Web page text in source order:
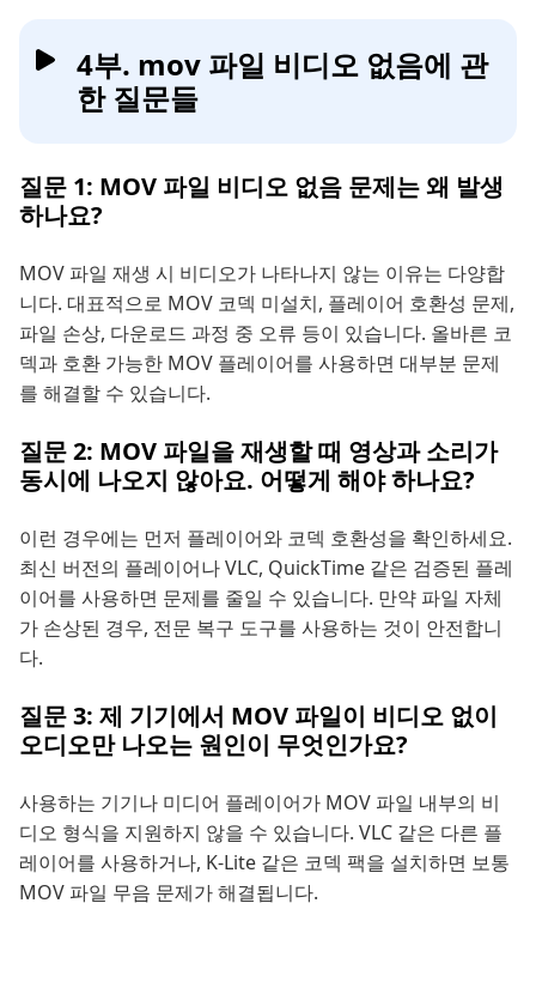
4부. mov 파일 비디오 없음에 관
한 질문들
질문 1: MOV 파일 비디오 없음 문제는 왜 발생
하나요?
MOV 파일 재생 시 비디오가 나타나지 않는 이유는 다양합
니다. 대표적으로 MOV 코덱 미설치, 플레이어 호환성 문제,
파일 손상, 다운로드 과정 중 오류 등이 있습니다. 올바른 코
덱과 호환 가능한 MOV 플레이어를 사용하면 대부분 문제
를 해결할 수 있습니다.
질문 2: MOV 파일을 재생할 때 영상과 소리가
동시에 나오지 않아요. 어떻게 해야 하나요?
이런 경우에는 먼저 플레이어와 코덱 호환성을 확인하세요.
최신 버전의 플레이어나 VLC, QuickTime 같은 검증된 플레
이어를 사용하면 문제를 줄일 수 있습니다. 만약 파일 자체
가 손상된 경우, 전문 복구 도구를 사용하는 것이 안전합니
다.
질문 3: 제 기기에서 MOV 파일이 비디오 없이
오디오만 나오는 원인이 무엇인가요?
사용하는 기기나 미디어 플레이어가 MOV 파일 내부의 비
디오 형식을 지원하지 않을 수 있습니다. VLC 같은 다른 플
레이어를 사용하거나, K-Lite 같은 코덱 팩을 설치하면 보통
MOV 파일 무음 문제가 해결됩니다.